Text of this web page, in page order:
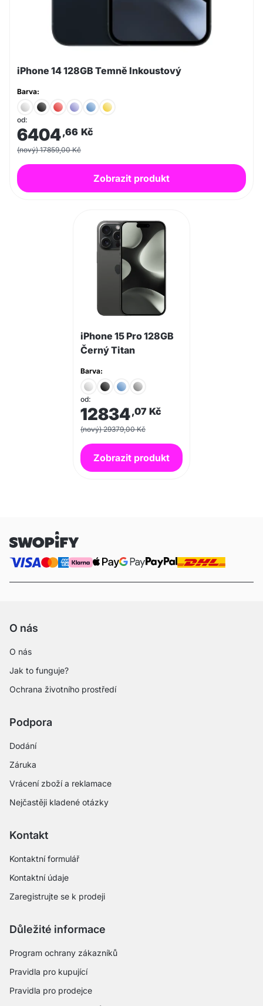
iPhone 14 128GB Temně Inkoustový
Barva:
od:
6404,66 Kč
(nový) 17859,00 Kč
Zobrazit produkt
iPhone 15 Pro 128GB
Černý Titan
Barva:
od:
12834,07 Kč
(nový) 29379,00 Kč
Zobrazit produkt
O nás
O nás
Jak to funguje?
Ochrana životního prostředí
Podpora
Dodání
Záruka
Vrácení zboží a reklamace
Nejčastěji kladené otázky
Kontakt
Kontaktní formulář
Kontaktní údaje
Zaregistrujte se k prodeji
Důležité informace
Program ochrany zákazníků
Pravidla pro kupující
Pravidla pro prodejce